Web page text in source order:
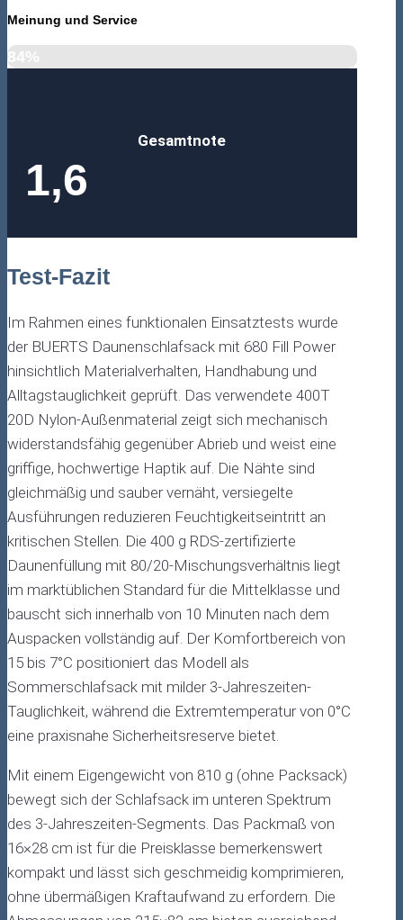
Meinung und Service
84%
Gesamtnote
1,6
Test-Fazit
Im Rahmen eines funktionalen Einsatztests wurde
der BUERTS Daunenschlafsack mit 680 Fill Power
hinsichtlich Materialverhalten, Handhabung und
Alltagstauglichkeit geprüft. Das verwendete 400T
20D Nylon-Außenmaterial zeigt sich mechanisch
widerstandsfähig gegenüber Abrieb und weist eine
griffige, hochwertige Haptik auf. Die Nähte sind
gleichmäßig und sauber vernäht, versiegelte
Ausführungen reduzieren Feuchtigkeitseintritt an
kritischen Stellen. Die 400 g RDS-zertifizierte
Daunenfüllung mit 80/20-Mischungsverhältnis liegt
im marktüblichen Standard für die Mittelklasse und
bauscht sich innerhalb von 10 Minuten nach dem
Auspacken vollständig auf. Der Komfortbereich von
15 bis 7°C positioniert das Modell als
Sommerschlafsack mit milder 3-Jahreszeiten-
Tauglichkeit, während die Extremtemperatur von 0°C
eine praxisnahe Sicherheitsreserve bietet.
Mit einem Eigengewicht von 810 g (ohne Packsack)
bewegt sich der Schlafsack im unteren Spektrum
des 3-Jahreszeiten-Segments. Das Packmaß von
16×28 cm ist für die Preisklasse bemerkenswert
kompakt und lässt sich geschmeidig komprimieren,
ohne übermäßigen Kraftaufwand zu erfordern. Die